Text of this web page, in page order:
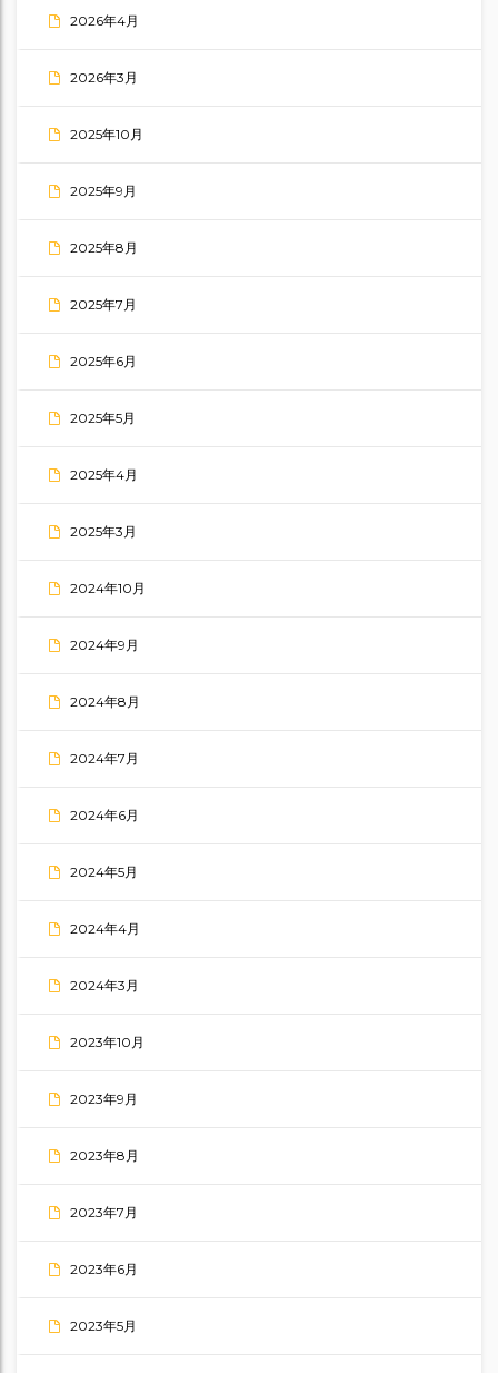
2026年4月
2026年3月
2025年10月
2025年9月
2025年8月
2025年7月
2025年6月
2025年5月
2025年4月
2025年3月
2024年10月
2024年9月
2024年8月
2024年7月
2024年6月
2024年5月
2024年4月
2024年3月
2023年10月
2023年9月
2023年8月
2023年7月
2023年6月
2023年5月